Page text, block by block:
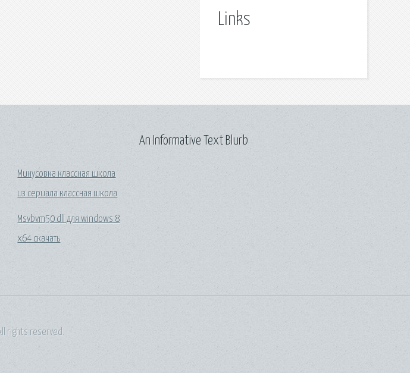
Links
Минусовка классная школа
из сериала классная школа
Msvbvm50 dll для windows 8
x64 скачать
An Informative Text Blurb
rights reserved.